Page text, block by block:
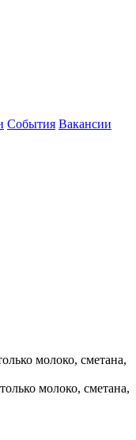
События Вакансии
молоко, сметана,